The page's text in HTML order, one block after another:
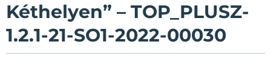
Kéthelyen” – TOP_PLUSZ-
1.2.1-21-SO1-2022-00030